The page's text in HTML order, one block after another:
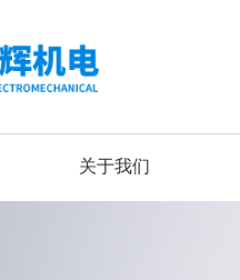
关于我们